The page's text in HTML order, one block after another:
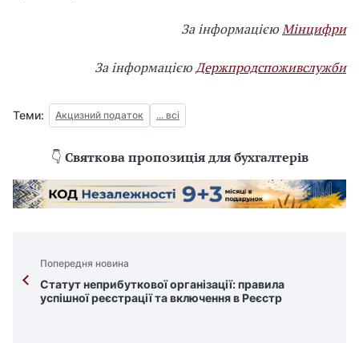
За інформацієюМінцифри
За інформацієюДержпродспоживслужби
Теми: Акцизний податок ... всі
👇 Святкова пропозиція для бухгалтерів
Попередня новина
Статут неприбуткової організації: правила
успішної реєстрації та включення в Реєстр